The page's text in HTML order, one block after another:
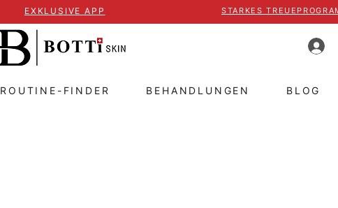
EXKLUSIVE APP STARKES
ROUTINE-FINDER BEHANDLUNGEN BLOG